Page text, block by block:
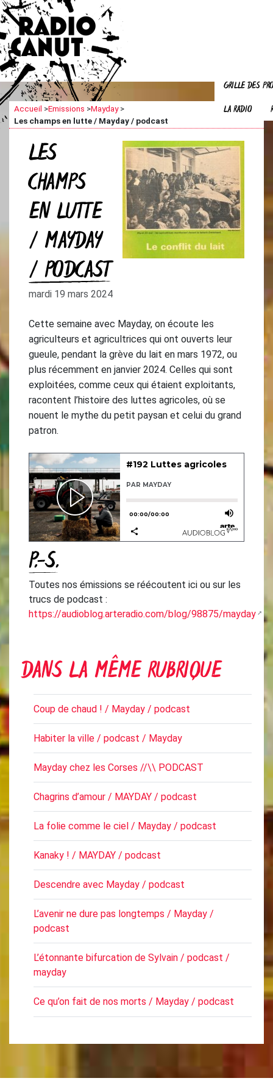
GRILLE DES
LA RADIO
Accueil >Emissions >Mayday>
Les champs en lutte / Mayday / podcast
LES
CHAMPS
EN LUTTE
/ MAYDAY
/ PODCAST
mardi 19 mars 2024
Cette semaine avec Mayday, on écoute les
agriculteurs et agricultrices qui ont ouverts leur
gueule, pendant la grève du lait en mars 1972, ou
plus récemment en janvier 2024. Celles qui sont
exploitées, comme ceux qui étaient exploitants,
racontent l’histoire des luttes agricoles, où se
nouent le mythe du petit paysan et celui du grand
patron.
P.-S.
Toutes nos émissions se réécoutent ici ou sur les
trucs de podcast :
https://audioblog.arteradio.com/blog/98875/mayday
DANS LA MÊME RUBRIQUE
Coup de chaud ! / Mayday / podcast
Habiter la ville / podcast / Mayday
Mayday chez les Corses //\\ PODCAST
Chagrins d’amour / MAYDAY / podcast
La folie comme le ciel / Mayday / podcast
Kanaky ! / MAYDAY / podcast
Descendre avec Mayday / podcast
L’avenir ne dure pas longtemps / Mayday /
podcast
L’étonnante bifurcation de Sylvain / podcast /
mayday
Ce qu’on fait de nos morts / Mayday / podcast